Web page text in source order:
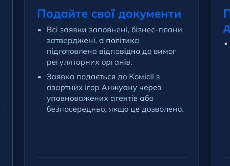
Подайте свої документи
Всі заявки заповнені, бізнес-плани
затверджені, а політика
підготовлена відповідно до вимог
регуляторних органів.
Заявка подається до Комісії з
азартних ігор Анжуану через
уповноважених агентів або
безпосередньо, якщо це дозволено.